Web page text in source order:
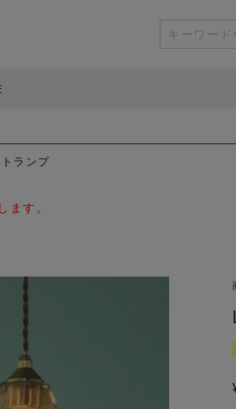
ランプ
す。